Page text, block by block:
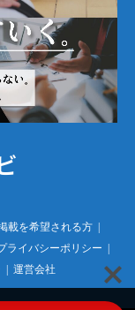
載を希望される方
ライバシーポリシー
運営会社